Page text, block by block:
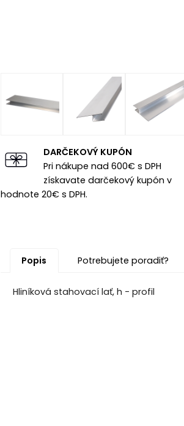
DARČEKOVÝ KUPÓN
Pri nákupe nad 600€ s DPH
získavate darčekový kupón v
hodnote 20€ s DPH.
Popis Potrebujete poradiť?
Hliníková stahovací lať, h - profil